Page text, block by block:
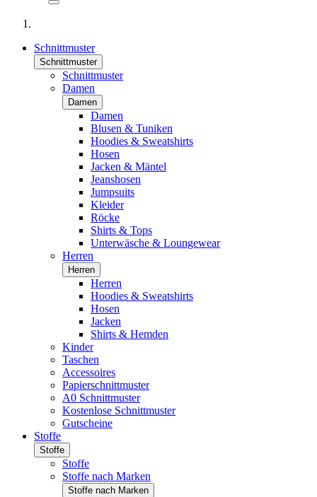
Schnittmuster
Schnittmuster
Schnittmuster
Damen
Damen
Damen
Blusen & Tuniken
Hoodies & Sweatshirts
Hosen
Jacken & Mäntel
Jeanshosen
Jumpsuits
Kleider
Röcke
Shirts & Tops
Unterwäsche & Loungewear
Herren
Herren
Herren
Hoodies & Sweatshirts
Hosen
Jacken
Shirts & Hemden
Kinder
Taschen
Accessoires
Papierschnittmuster
A0 Schnittmuster
Kostenlose Schnittmuster
Gutscheine
Stoffe
Stoffe
Stoffe
Stoffe nach Marken
Stoffe nach Marken